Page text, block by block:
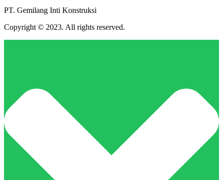
PT. Gemilang Inti Konstruksi
Copyright © 2023. All rights reserved.